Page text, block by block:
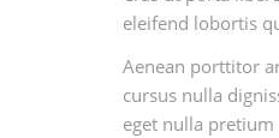
eleifend lobortis
Aenean porttitor
cursus nulla
eget nulla